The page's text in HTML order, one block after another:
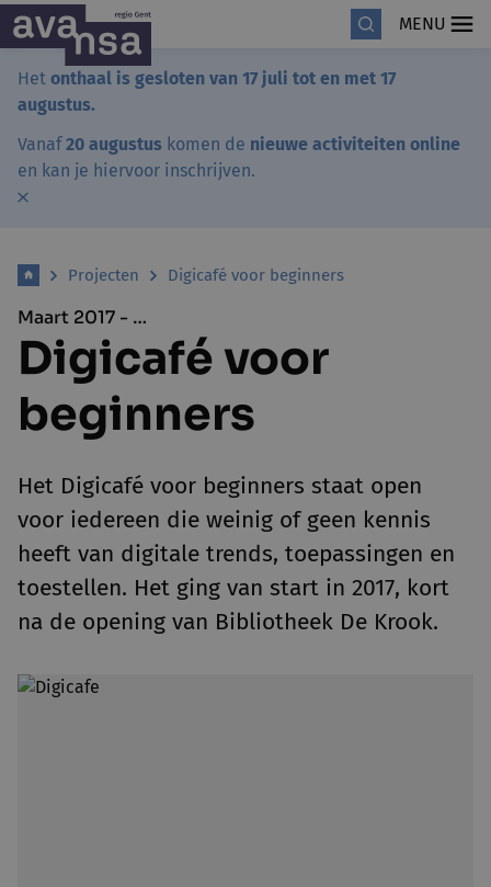
MENU
Het onthaal is gesloten van 17 juli tot en met 17
augustus.
Vanaf20 augustus komen de nieuwe activiteiten online
en kan je hiervoor inschrijven.
Projecten Digicafé voor beginners
Maart 2017 - …
Digicafé voor
beginners
Het Digicafé voor beginners staat open
voor iedereen die weinig of geen kennis
heeft van digitale trends, toepassingen en
toestellen. Het ging van start in 2017, kort
na de opening van Bibliotheek De Krook.